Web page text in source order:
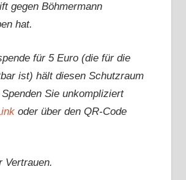
gegen Böhmermann
hat.
für 5 Euro (die für die
ist) hält diesen Schutzraum
Sie unkompliziert
oder über den QR-Code
Vertrauen.